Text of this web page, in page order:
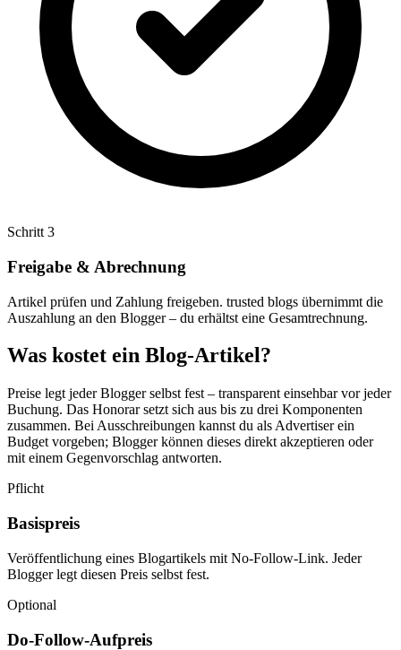
Schritt 3
Freigabe & Abrechnung
Artikel prüfen und Zahlung freigeben. trusted blogs übernimmt die
Auszahlung an den Blogger – du erhältst eine Gesamtrechnung.
Was kostet ein Blog-Artikel?
Preise legt jeder Blogger selbst fest – transparent einsehbar vor jeder
Buchung. Das Honorar setzt sich aus bis zu drei Komponenten
zusammen. Bei Ausschreibungen kannst du als Advertiser ein
Budget vorgeben; Blogger können dieses direkt akzeptieren oder
mit einem Gegenvorschlag antworten.
Pflicht
Basispreis
Veröffentlichung eines Blogartikels mit No-Follow-Link. Jeder
Blogger legt diesen Preis selbst fest.
Optional
Do-Follow-Aufpreis